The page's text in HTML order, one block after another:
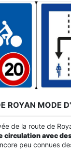
comme de nuit, et
en cas
ou un
l’Opération
✔️ Remplir le
ici :
et
démarche en ligne
ROYAN MODE
de la route de
circulation avec
peu connues